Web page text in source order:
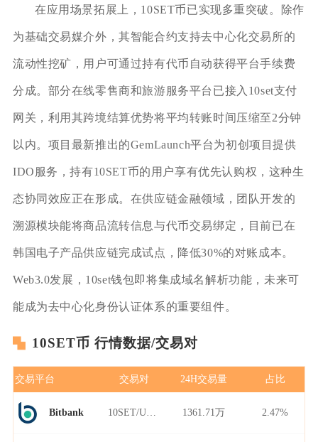
在应用场景拓展上，10SET币已实现多重突破。除作
为基础交易媒介外，其智能合约支持去中心化交易所的
流动性挖矿，用户可通过持有代币自动获得平台手续费
分成。部分在线零售商和旅游服务平台已接入10set支付
网关，利用其跨境结算优势将平均转账时间压缩至2分钟
以内。项目最新推出的GemLaunch平台为初创项目提供
IDO服务，持有10SET币的用户享有优先认购权，这种生
态协同效应正在形成。在供应链金融领域，团队开发的
溯源模块能将商品流转信息与代币交易绑定，目前已在
韩国电子产品供应链完成试点，降低30%的对账成本。
Web3.0发展，10set钱包即将集成域名解析功能，未来可
能成为去中心化身份认证体系的重要组件。
10SET币 行情数据/交易对
交易平台 交易对 24H交易量 占比
Bitbank 1361.71万 2.47%